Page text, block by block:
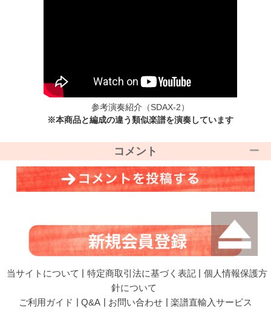
参考演奏紹介 （SDAX-2）
※本商品と編成の違う類似楽譜を演奏しています
コメント
当サイトについて | 特定商取引法に基づく表記 | 個人情報保護方
針について
ご利用ガイド | Q&A | お問い合わせ | 楽譜直輸入サービス